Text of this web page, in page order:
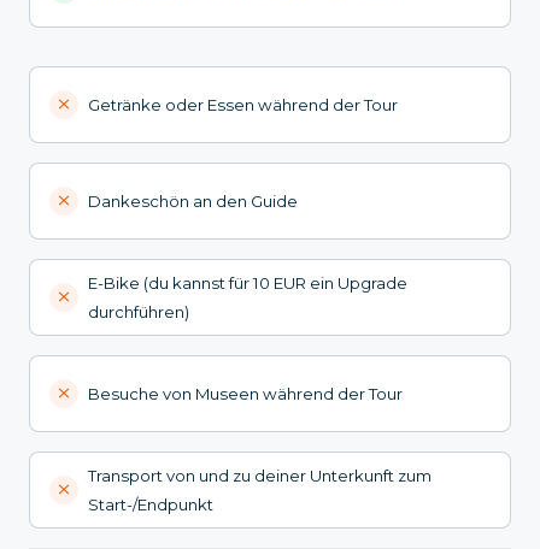
Getränke oder Essen während der Tour
Dankeschön an den Guide
E-Bike (du kannst für 10 EUR ein Upgrade
durchführen)
Besuche von Museen während der Tour
Transport von und zu deiner Unterkunft zum
Start-/Endpunkt